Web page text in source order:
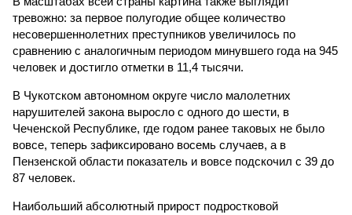
тревожно: за первое полугодие общее количество
несовершеннолетних преступников увеличилось по
сравнению с аналогичным периодом минувшего года на 945
человек и достигло отметки в 11,4 тысячи.
В Чукотском автономном округе число малолетних
нарушителей закона выросло с одного до шести, в
Чеченской Республике, где годом ранее таковых не было
вовсе, теперь зафиксировано восемь случаев, а в
Пензенской области показатель и вовсе подскочил с 39 до
87 человек.
Наибольший абсолютный прирост подростковой